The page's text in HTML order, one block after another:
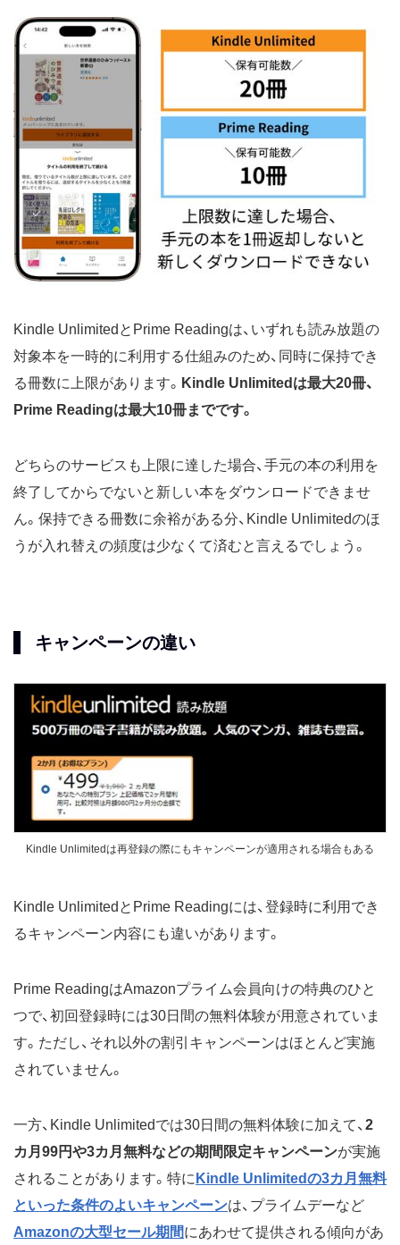
Kindle UnlimitedとPrime Readingは、いずれも読み放題の
対象本を一時的に利用する仕組みのため、同時に保持でき
る冊数に上限があります。 Kindle Unlimitedは最大20冊、
Prime Readingは最大10冊までです。
どちらのサービスも上限に達した場合、手元の本の利用を
終了してからでないと新しい本をダウンロードできませ
ん。保持できる冊数に余裕がある分、Kindle Unlimitedのほ
うが入れ替えの頻度は少なくて済むと言えるでしょう。
キャンペーンの違い
Kindle Unlimitedは再登録の際にもキャンペーンが適用される場合もある
Kindle UnlimitedとPrime Readingには、登録時に利用でき
るキャンペーン内容にも違いがあります。
Prime ReadingはAmazonプライム会員向けの特典のひと
つで、初回登録時には30日間の無料体験が用意されていま
す。ただし、それ以外の割引キャンペーンはほとんど実施
されていません。
一方、Kindle Unlimitedでは30日間の無料体験に加えて、 2
カ月99円や3カ月無料などの期間限定キャンペーンが実施
されることがあります。特に Kindle Unlimitedの3カ月無料
といった条件のよいキャンペーンは、プライムデーなど
Amazonの大型セール期間にあわせて提供される傾向があ